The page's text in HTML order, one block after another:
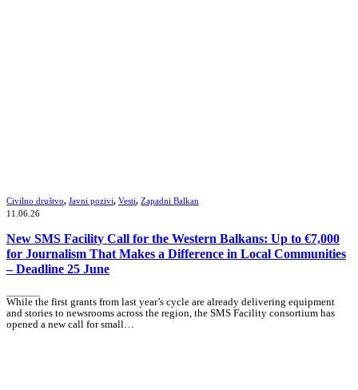
Civilno društvo, Javni pozivi, Vesti, Zapadni Balkan
11.06.26
New SMS Facility Call for the Western Balkans: Up to €7,000
for Journalism That Makes a Difference in Local Communities
– Deadline 25 June
While the first grants from last year’s cycle are already delivering equipment
and stories to newsrooms across the region, the SMS Facility consortium has
opened a new call for small…